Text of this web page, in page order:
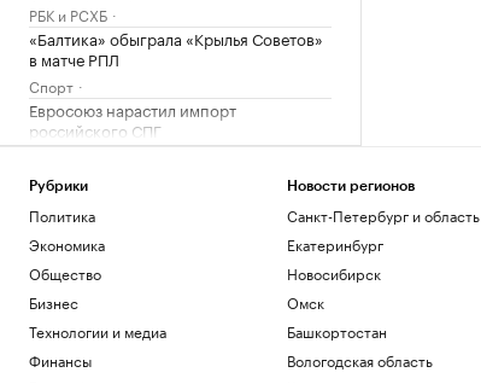
РБК и РСХБ
«Балтика» обыграла «Крылья Советов»
в матче РПЛ
Спорт
Евросоюз нарастил импорт
российского СПГ
Рубрики
Политика
Экономика
Общество
Бизнес
Технологии и медиа
Финансы
Новости регионов
Санкт-Петербург и область
Екатеринбург
Новосибирск
Омск
Башкортостан
Вологодская область